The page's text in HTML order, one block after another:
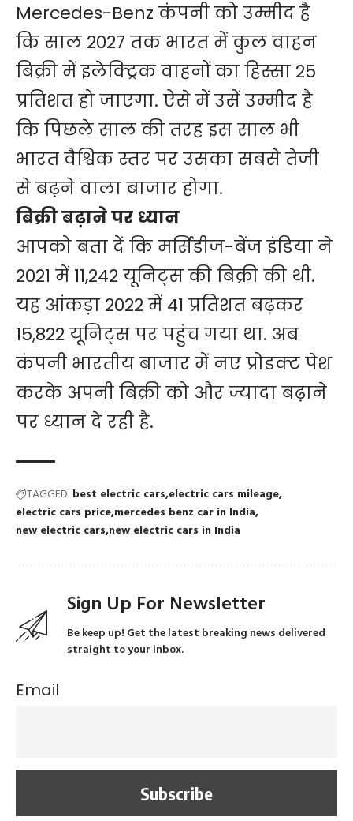
Mercedes-Benz कंपनी को उम्मीद है
कि साल 2027 तक भारत में कुल वाहन
बिक्री में इलेक्ट्रिक वाहनों का हिस्सा 25
प्रतिशत हो जाएगा. ऐसे में उसें उम्मीद है
कि पिछले साल की तरह इस साल भी
भारत वैश्विक स्तर पर उसका सबसे तेजी
से बढ़ने वाला बाजार होगा.
बिक्री बढ़ाने पर ध्यान
आपको बता दें कि मर्सिडीज-बेंज इंडिया ने
2021 में 11,242 यूनिट्स की बिक्री की थी.
यह आंकड़ा 2022 में 41 प्रतिशत बढ़कर
15,822 यूनिट्स पर पहुंच गया था. अब
कंपनी भारतीय बाजार में नए प्रोडक्ट पेश
करके अपनी बिक्री को और ज्यादा बढ़ाने
पर ध्यान दे रही है.
TAGGED: best electric cars electric cars mileage
electric cars price mercedes benz car in India
new electric cars new electric cars in India
Sign Up For Newsletter
Be keep up! Get the latest breaking news delivered
straight to your inbox.
Email